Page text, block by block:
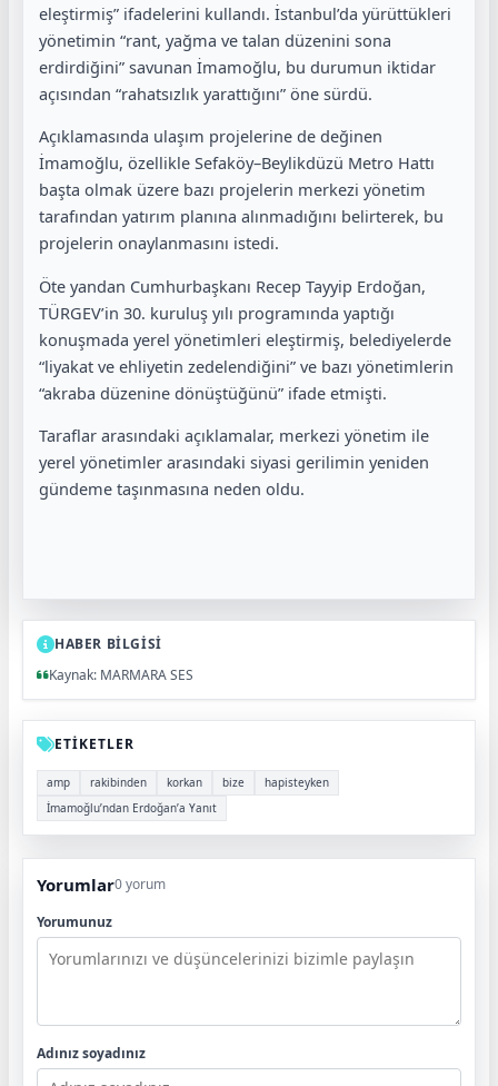
eleştirmiş” ifadelerini kullandı. İstanbul’da yürüttükleri
yönetimin “rant, yağma ve talan düzenini sona
erdirdiğini” savunan İmamoğlu, bu durumun iktidar
açısından “rahatsızlık yarattığını” öne sürdü.
Açıklamasında ulaşım projelerine de değinen
İmamoğlu, özellikle Sefaköy–Beylikdüzü Metro Hattı
başta olmak üzere bazı projelerin merkezi yönetim
tarafından yatırım planına alınmadığını belirterek, bu
projelerin onaylanmasını istedi.
Öte yandan Cumhurbaşkanı Recep Tayyip Erdoğan,
TÜRGEV’in 30. kuruluş yılı programında yaptığı
konuşmada yerel yönetimleri eleştirmiş, belediyelerde
“liyakat ve ehliyetin zedelendiğini” ve bazı yönetimlerin
“akraba düzenine dönüştüğünü” ifade etmişti.
Taraflar arasındaki açıklamalar, merkezi yönetim ile
yerel yönetimler arasındaki siyasi gerilimin yeniden
gündeme taşınmasına neden oldu.
HABER BİLGİSİ
Kaynak: MARMARA SES
ETİKETLER
amp rakibinden korkan bize
hapisteyken
İmamoğlu’ndan Erdoğan’a Yanıt
Yorumlar0 yorum
Yorumunuz
Adınız soyadınız